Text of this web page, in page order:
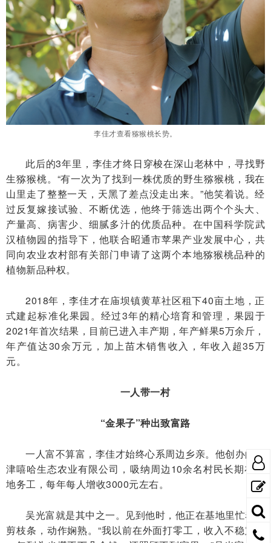
李佳才查看猕猴桃长势。
此后的3年里，李佳才终日穿梭在深山老林中，寻找野
生猕猴桃。“有一次为了找到一株优质的野生猕猴桃，我在
山里走了整整一天，天黑了差点没走出来。”他笑着说。经
过反复嫁接试验、不断优选，他终于筛选出两个个头大、
产量高、病害少、细腻多汁的优质品种。在中国科学院武
汉植物园的指导下，他联合昭通市苹果产业发展中心，共
同向农业农村部有关部门申请了这两个本地猕猴桃品种的
植物新品种权。
2018年，李佳才在庙坝镇黄草社区租下40亩土地，正
式建起标准化果园。经过3年的精心培育和管理，果园于
2021年首次结果，目前已进入丰产期，年产鲜果5万余斤，
年产值达30余万元，加上苗木销售收入，年收入超35万
元。
一人带一村
“金果子”种出致富路
一人富不算富，李佳才始终心系周边乡亲。他创办的盐
津嘻哈生态农业有限公司，吸纳周边10余名村民长期在基
地务工，每年每人增收3000元左右。
吴光富就是其中之一。见到他时，他正在基地里忙着修
剪枝条，动作娴熟。“我以前在外面打零工，收入不稳定，